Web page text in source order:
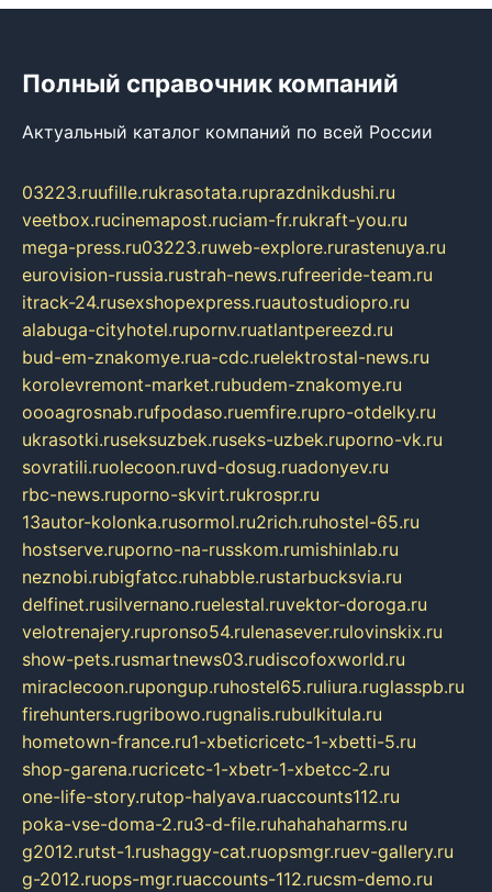
Полный справочник компаний
Актуальный каталог компаний по всей России
03223.ruufille.rukrasotata.ruprazdnikdushi.ru
veetbox.rucinemapost.ruciam-fr.rukraft-you.ru
mega-press.ru03223.ruweb-explore.rurastenuya.ru
eurovision-russia.rustrah-news.rufreeride-team.ru
itrack-24.rusexshopexpress.ruautostudiopro.ru
alabuga-cityhotel.rupornv.ruatlantpereezd.ru
bud-em-znakomye.rua-cdc.ruelektrostal-news.ru
korolevremont-market.rubudem-znakomye.ru
oooagrosnab.rufpodaso.ruemfire.rupro-otdelky.ru
ukrasotki.ruseksuzbek.ruseks-uzbek.ruporno-vk.ru
sovratili.ruolecoon.ruvd-dosug.ruadonyev.ru
rbc-news.ruporno-skvirt.rukrospr.ru
13autor-kolonka.rusormol.ru2rich.ruhostel-65.ru
hostserve.ruporno-na-russkom.rumishinlab.ru
neznobi.rubigfatcc.ruhabble.rustarbucksvia.ru
delfinet.rusilvernano.ruelestal.ruvektor-doroga.ru
velotrenajery.rupronso54.rulenasever.rulovinskix.ru
show-pets.rusmartnews03.rudiscofoxworld.ru
miraclecoon.rupongup.ruhostel65.ruliura.ruglasspb.ru
firehunters.rugribowo.rugnalis.rubulkitula.ru
hometown-france.ru1-xbeticricetc-1-xbetti-5.ru
shop-garena.rucricetc-1-xbetr-1-xbetcc-2.ru
one-life-story.rutop-halyava.ruaccounts112.ru
poka-vse-doma-2.ru3-d-file.ruhahahaharms.ru
g2012.rutst-1.rushaggy-cat.ruopsmgr.ruev-gallery.ru
g-2012.ruops-mgr.ruaccounts-112.rucsm-demo.ru